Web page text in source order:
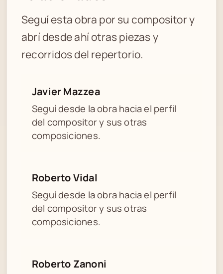
Seguí esta obra por su compositor y
abrí desde ahí otras piezas y
recorridos del repertorio.
Javier Mazzea
Seguí desde la obra hacia el perfil
del compositor y sus otras
composiciones.
Roberto Vidal
Seguí desde la obra hacia el perfil
del compositor y sus otras
composiciones.
Roberto Zanoni